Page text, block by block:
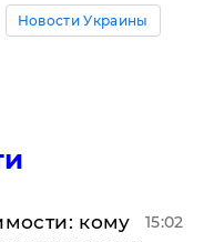
Новости Украины
кому
15:02